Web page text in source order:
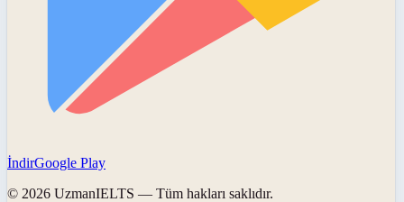
İndirGoogle Play
© 2026 UzmanIELTS — Tüm hakları saklıdır.